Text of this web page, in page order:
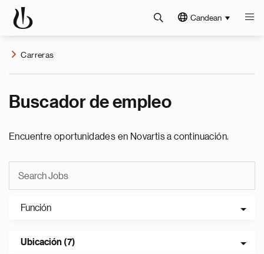
Candean
Carreras
Buscador de empleo
Encuentre oportunidades en Novartis a continuación.
Función
Ubicación (7)